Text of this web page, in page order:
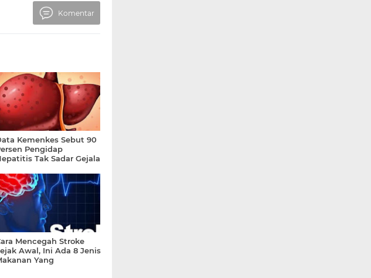
Komentar
Kemenkes Sebut 90
Pengidap
Tak Sadar Gejala
Mencegah Stroke
Awal, Ini Ada 8 Jenis
Yang